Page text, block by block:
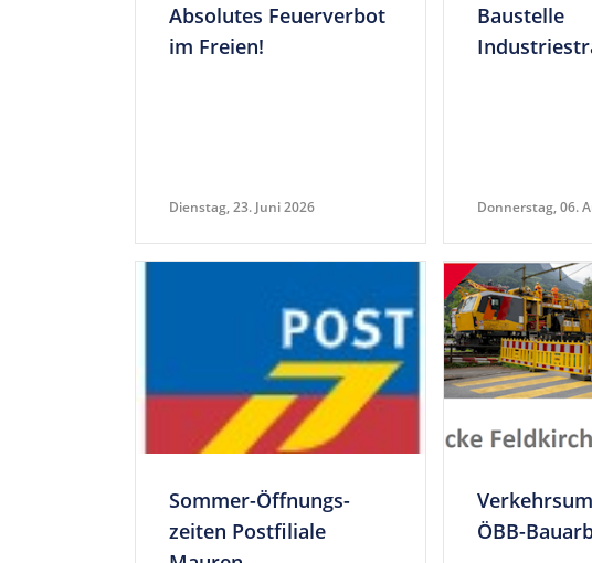
Abso­lutes Feu­er­verbot
im Freien!
Dienstag, 23. Juni 2026
Baus­telle
Donnerstag, 06.
Sommer-Öff­nungs­
zeiten Post­fi­liale
ÖBB-